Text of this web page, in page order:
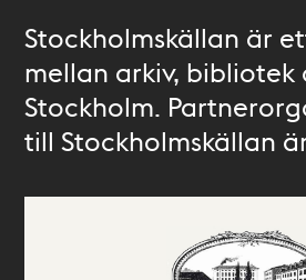
Stockholmskällan är
mellan arkiv, bibliotek
Stockholm.
till Stockholmskällan